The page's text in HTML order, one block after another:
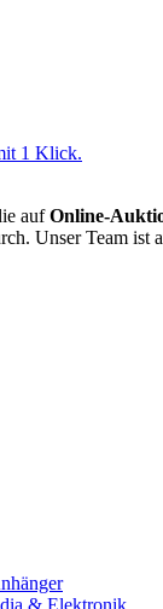
aufOnline-
Unser Team ist
& Elektronik